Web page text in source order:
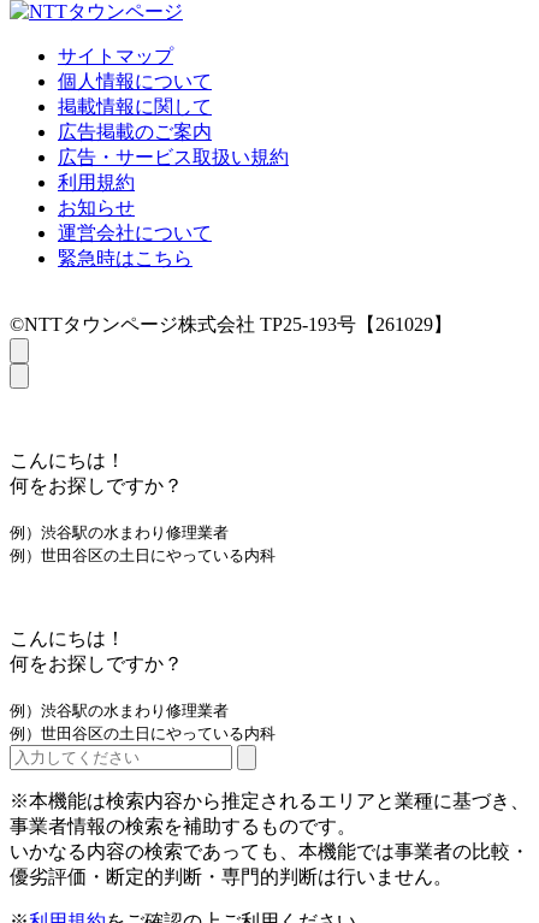
サイトマップ
個人情報について
掲載情報に関して
広告掲載のご案内
広告・サービス取扱い規約
利用規約
お知らせ
運営会社について
緊急時はこちら
©NTTタウンページ株式会社 TP25-193号【261029】
こんにちは！
何をお探しですか？
例）渋谷駅の水まわり修理業者
例）世田谷区の土日にやっている内科
こんにちは！
何をお探しですか？
例）渋谷駅の水まわり修理業者
例）世田谷区の土日にやっている内科
※本機能は検索内容から推定されるエリアと業種に基づき、
事業者情報の検索を補助するものです。
いかなる内容の検索であっても、本機能では事業者の比較・
優劣評価・断定的判断・専門的判断は行いません。